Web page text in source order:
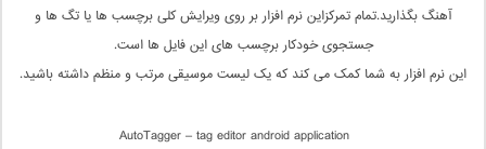
آهنگ بگذارید.تمام تمرکزاین نرم افزار بر روی ویرایش کلی برچسب ها یا تگ ها و
جستجوی خودکار برچسب های این فایل ها است.
این نرم افزار به شما کمک می کند که یک لیست موسیقی مرتب و منظم داشته باشید.
AutoTagger – tag editor android application